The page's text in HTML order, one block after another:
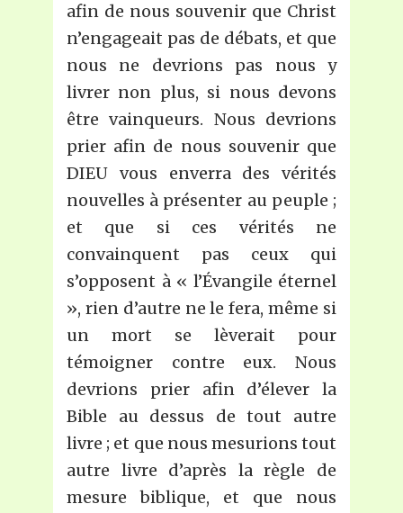
afin de nous souvenir que Christ
n’engageait pas de débats, et que
nous ne devrions pas nous y
livrer non plus, si nous devons
être vainqueurs. Nous devrions
prier afin de nous souvenir que
DIEU vous enverra des vérités
nouvelles à présenter au peuple ;
et que si ces vérités ne
convainquent pas ceux qui
s’opposent à « l’Évangile éternel
», rien d’autre ne le fera, même si
un mort se lèverait pour
témoigner contre eux. Nous
devrions prier afin d’élever la
Bible au dessus de tout autre
livre ; et que nous mesurions tout
autre livre d’après la règle de
mesure biblique, et que nous